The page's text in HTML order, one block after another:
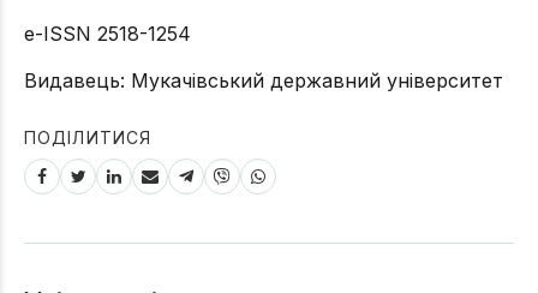
e-ISSN 2518-1254
Видавець: Мукачівський державний університет
ПОДІЛИТИСЯ